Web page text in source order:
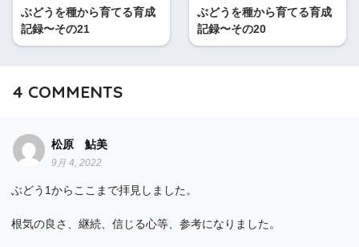
ぶどうを種から育てる育成
記録〜その21
ぶどうを種から育てる育成
記録〜その20
4 COMMENTS
松原 鮎美
9月 4, 2022
ぶどう1からここまで拝見しました。
根気の良さ、継続、信じる心等、参考になりました。